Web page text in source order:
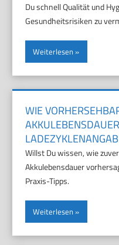
Du schnell Qualität und
Gesundheitsrisiken zu
Weiterlesen
WIE
Willst Du wissen, wie
Akkulebensdauer
Praxis-Tipps.
Weiterlesen